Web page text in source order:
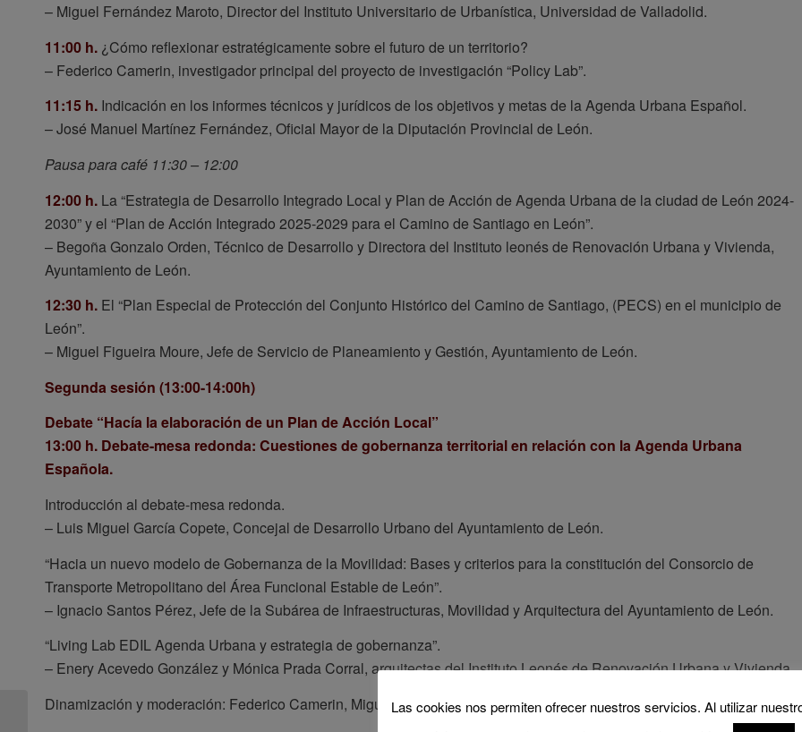
– Miguel Fernández Maroto, Director del Instituto Universitario de Urbanística, Universidad de Valladolid.
11:00 h. ¿Cómo reflexionar estratégicamente sobre el futuro de un territorio?
– Federico Camerin, investigador principal del proyecto de investigación “Policy Lab”.
11:15 h. Indicación en los informes técnicos y jurídicos de los objetivos y metas de la Agenda Urbana Español.
– José Manuel Martínez Fernández, Oficial Mayor de la Diputación Provincial de León.
Pausa para café 11:30 – 12:00
12:00 h. La “Estrategia de Desarrollo Integrado Local y Plan de Acción de Agenda Urbana de la ciudad de León 2024-
2030” y el “Plan de Acción Integrado 2025-2029 para el Camino de Santiago en León”.
– Begoña Gonzalo Orden, Técnico de Desarrollo y Directora del Instituto leonés de Renovación Urbana y Vivienda,
Ayuntamiento de León.
12:30 h. El “Plan Especial de Protección del Conjunto Histórico del Camino de Santiago, (PECS) en el municipio de
León”.
– Miguel Figueira Moure, Jefe de Servicio de Planeamiento y Gestión, Ayuntamiento de León.
Segunda sesión (13:00-14:00h)
Debate “Hacía la elaboración de un Plan de Acción Local”
13:00 h. Debate-mesa redonda: Cuestiones de gobernanza territorial en relación con la Agenda Urbana
Española.
Introducción al debate-mesa redonda.
– Luis Miguel García Copete, Concejal de Desarrollo Urbano del Ayuntamiento de León.
“Hacia un nuevo modelo de Gobernanza de la Movilidad: Bases y criterios para la constitución del Consorcio de
Transporte Metropolitano del Área Funcional Estable de León”.
– Ignacio Santos Pérez, Jefe de la Subárea de Infraestructuras, Movilidad y Arquitectura del Ayuntamiento de León.
“Living Lab EDIL Agenda Urbana y estrategia de gobernanza”.
– Enery Acevedo González y Mónica Prada Corral, arquitectas del Instituto Leonés de Renovación Urbana y Vivienda.
Dinamización y moderación: Federico Camerin, Miguel Fernández Maroto, Juan Luis de las Rivas Sanz.
Seminario sobre el
Las cookies nos permiten ofrecer nuestros servicios. Al utilizar